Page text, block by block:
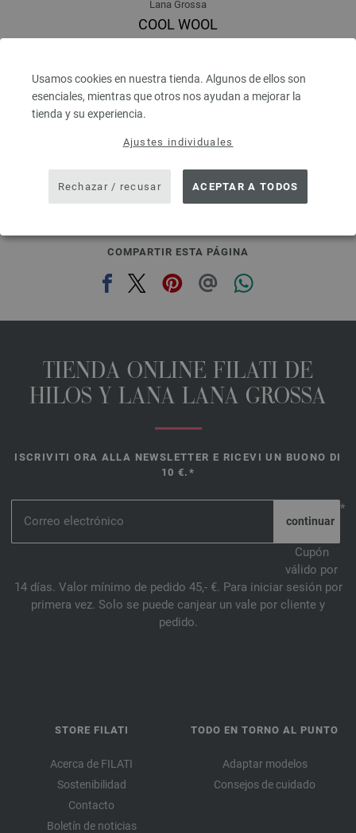
Usamos cookies en nuestra tienda. Algunos de ellos son
esenciales, mientras que otros nos ayudan a mejorar la
tienda y su experiencia.
Ajustes individuales
Rechazar / recusar ACEPTAR A TODOS
Lana Grossa
COOL WOOL
100 % Lana virgen merino
Grosor de las agujas: 3 - 3,5
5,46 €
IVA no incluido, más gastos de envío, Precio base:
prev next
COMPARTIR ESTA PÁGINA
TIENDA ONLINE FILATI DE
HILOS Y LANA LANA GROSSA
ISCRIVITI ORA ALLA NEWSLETTER E RICEVI UN BUONO DI
10 €.*
*
Cupón
válido por
14 días. Valor mínimo de pedido 45,- €. Para iniciar sesión por
primera vez. Solo se puede canjear un vale por cliente y
pedido.
STORE FILATI
Acerca de FILATI
Sostenibilidad
Contacto
Boletín de noticias
TODO EN TORNO AL PUNTO
Adaptar modelos
Consejos de cuidado